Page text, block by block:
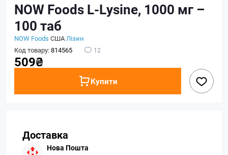
NOW Foods L-Lysine, 1000 мг –
100 таб
NOW Foods СШАЛізин
Код товару:814565 12
509₴
Купити
Доставка
Нова Пошта